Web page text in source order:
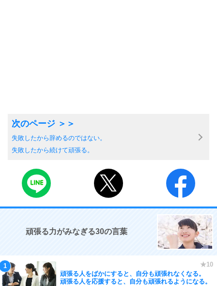
失敗したから辞めるのではない。
失敗したから続けて頑張る。
頑張る力がみなぎる30の言葉
頑張る人をばかにすると、自分も頑張れなくなる。
頑張る人を応援すると、自分も頑張れるようになる。